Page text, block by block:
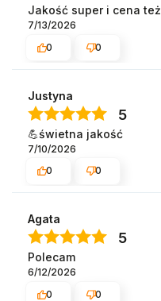
Jakość super i cena też
7/13/2026
0
0
Justyna
5
💪świetna jakość
7/10/2026
0
0
Agata
5
Polecam
6/12/2026
0
0